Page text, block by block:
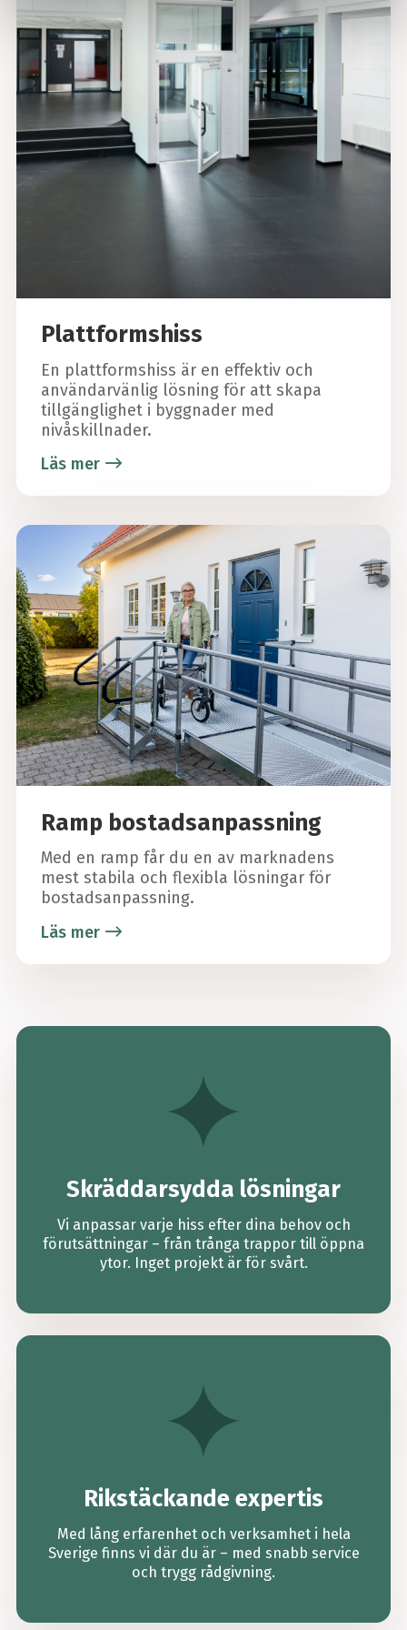
Plattformshiss
En plattformshiss är en effektiv och
användarvänlig lösning för att skapa
tillgänglighet i byggnader med
nivåskillnader.
Läs mer
Ramp bostadsanpassning
Med en ramp får du en av marknadens
mest stabila och flexibla lösningar för
bostadsanpassning.
Läs mer
Skräddarsydda lösningar
Vi anpassar varje hiss efter dina behov och
förutsättningar – från trånga trappor till öppna
ytor. Inget projekt är för svårt.
Rikstäckande expertis
Med lång erfarenhet och verksamhet i hela
Sverige finns vi där du är – med snabb service
och trygg rådgivning.